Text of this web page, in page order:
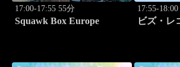
17:00-17:55 55分
Squawk Box Europe
17:55-
ビズ・レ